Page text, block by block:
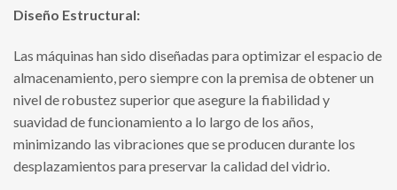
Diseño Estructural:
Las máquinas han sido diseñadas para optimizar el espacio de
almacenamiento, pero siempre con la premisa de obtener un
nivel de robustez superior que asegure la fiabilidad y
suavidad de funcionamiento a lo largo de los años,
minimizando las vibraciones que se producen durante los
desplazamientos para preservar la calidad del vidrio.